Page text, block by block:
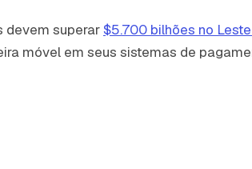
devem superar$5.700 bilhões no
móvel em seus sistemas de